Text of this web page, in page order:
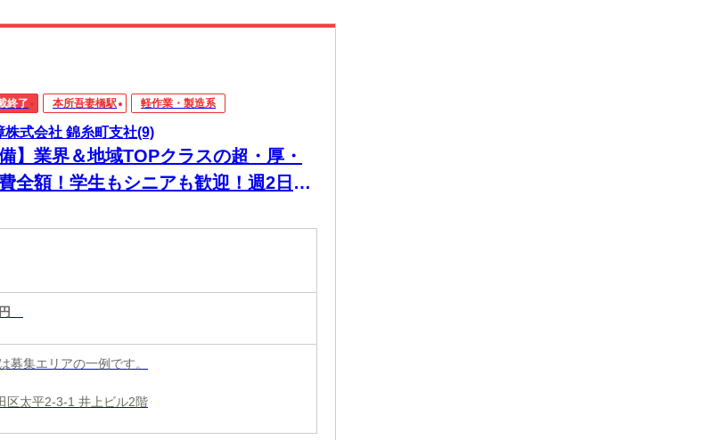
終了 本所吾妻橋駅 軽作業・製造系
式会社 錦糸町支社(9)
】業界＆地域TOPクラスの超・厚・
全額！学生もシニアも歓迎！週2日～
円
集エリアの一例です。
区太平2-3-1 井上ビル2階